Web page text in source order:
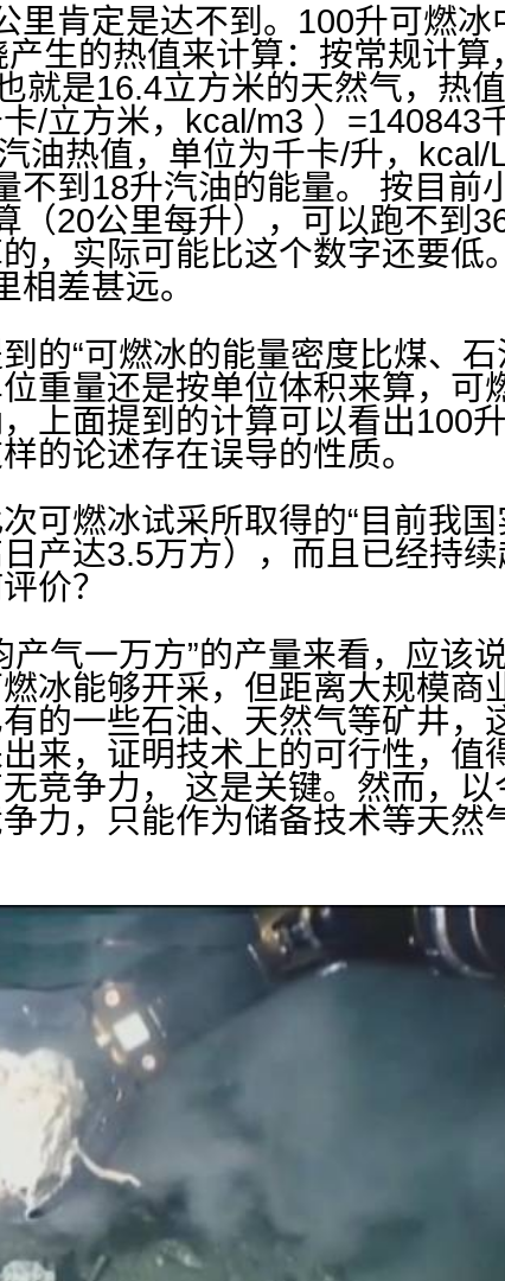
里肯定是达不到。100升可燃冰
生的热值来计算：按常规计算
就是16.4立方米的天然气，热
/立方米，kcal/m3 ）=140843
油热值，单位为千卡/升，kcal/
不到18升汽油的能量。 按目前
（20公里每升），可以跑不到
，实际可能比这个数字还要低
相差甚远。
的“可燃冰的能量密度比煤、
重量还是按单位体积来算，可
上面提到的计算可以看出100
的论述存在误导的性质。
次可燃冰试采所取得的“目前我
产达3.5万方），而且已经持
价？
产气一万方”的产量来看，应该
冰能够开采，但距离大规模商
的一些石油、天然气等矿井，
来，证明技术上的可行性，值
竞争力， 这是关键。然而，以
力，只能作为储备技术等天然